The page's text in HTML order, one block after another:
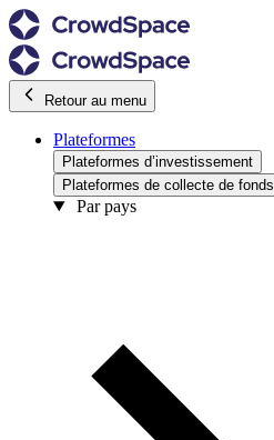
Retour au menu
Plateformes
Plateformes d’investissement
Plateformes de collecte de fonds
Par pays